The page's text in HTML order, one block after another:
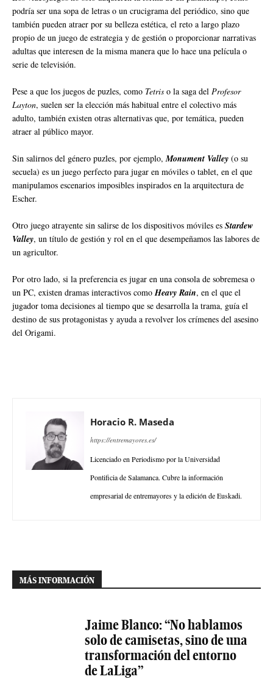
podría ser una sopa de letras o un crucigrama del periódico, sino que
también pueden atraer por su belleza estética, el reto a largo plazo
propio de un juego de estrategia y de gestión o proporcionar narrativas
adultas que interesen de la misma manera que lo hace una película o
serie de televisión.
Pese a que los juegos de puzles, como Tetris o la saga del Profesor
Layton, suelen ser la elección más habitual entre el colectivo más
adulto, también existen otras alternativas que, por temática, pueden
atraer al público mayor.
Sin salirnos del género puzles, por ejemplo, Monument Valley (o su
secuela) es un juego perfecto para jugar en móviles o tablet, en el que
manipulamos escenarios imposibles inspirados en la arquitectura de
Escher.
Otro juego atrayente sin salirse de los dispositivos móviles es Stardew
Valley, un título de gestión y rol en el que desempeñamos las labores de
un agricultor.
Por otro lado, si la preferencia es jugar en una consola de sobremesa o
un PC, existen dramas interactivos como Heavy Rain, en el que el
jugador toma decisiones al tiempo que se desarrolla la trama, guía el
destino de sus protagonistas y ayuda a revolver los crímenes del asesino
del Origami.
Horacio R. Maseda
https://entremayores.es/
Licenciado en Periodismo por la Universidad
Pontificia de Salamanca. Cubre la información
empresarial de entremayores y la edición de Euskadi.
MÁS INFORMACIÓN
Jaime Blanco: “No hablamos
solo de camisetas, sino de una
transformación del entorno
de LaLiga”